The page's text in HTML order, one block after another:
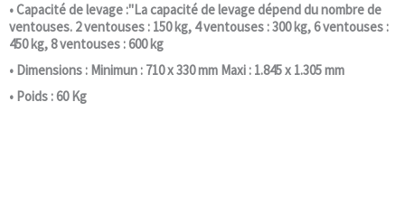
• Capacité de levage :"La capacité de levage dépend du nombre de
ventouses. 2 ventouses : 150 kg, 4 ventouses : 300 kg, 6 ventouses :
450 kg, 8 ventouses : 600 kg
• Dimensions : Minimun : 710 x 330 mm Maxi : 1.845 x 1.305 mm
• Poids : 60 Kg